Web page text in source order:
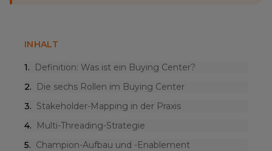
INHALT
1.
Definition: Was ist ein Buying Center?
2.
Die sechs Rollen im Buying Center
3. Stakeholder-Mapping in der Praxis
4.
Multi-Threading-Strategie
5. Champion-Aufbau und -Enablement